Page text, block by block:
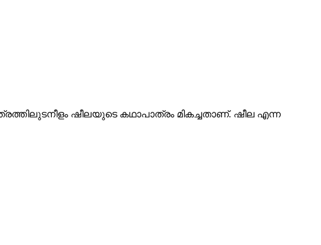
ഷീലയുടെ കഥാപാത്രം മികച്ചതാണ്. ഷീല എന്ന